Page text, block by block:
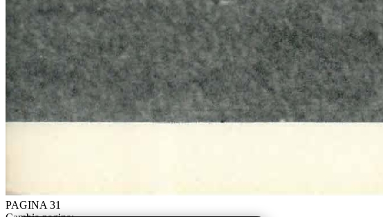
PAGINA 31